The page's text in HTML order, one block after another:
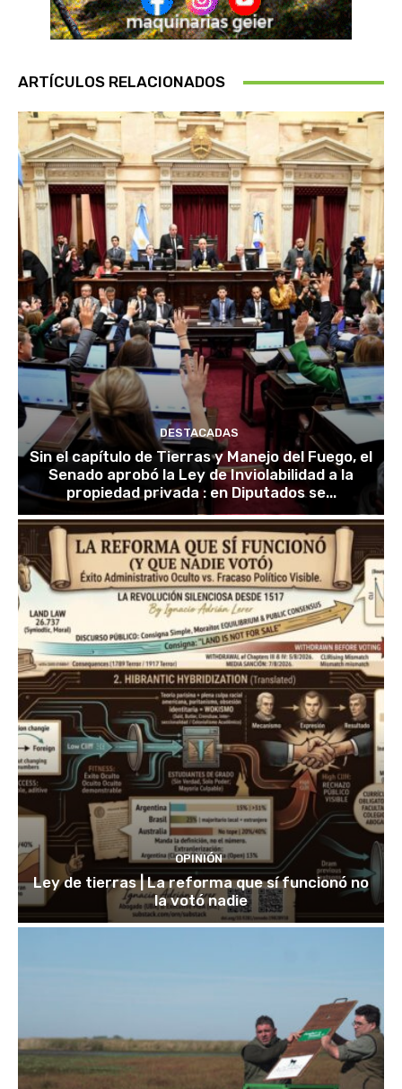
ARTÍCULOS RELACIONADOS
DESTACADAS
Sin el capítulo de Tierras y Manejo del Fuego, el
Senado aprobó la Ley de Inviolabilidad a la
propiedad privada : en Diputados se...
OPINIÓN
Ley de tierras | La reforma que sí funcionó no
la votó nadie